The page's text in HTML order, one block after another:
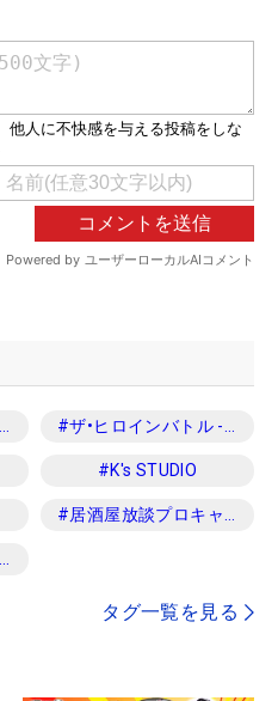
#ザ•ヒロインバトル -NEXT BACK 9-
#K's STUDIO
#居酒屋放談プロキャディ編
タグ一覧を見る